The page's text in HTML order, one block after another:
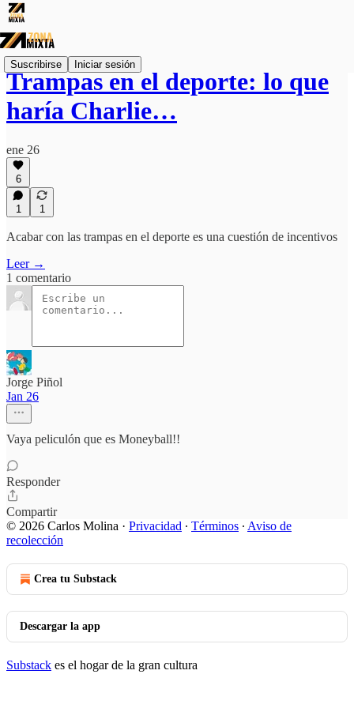
Suscribirse Iniciar sesión
Trampas en el deporte: lo que
haría Charlie…
ene 26
6
1 1
Acabar con las trampas en el deporte es una cuestión de incentivos
Leer →
1 comentario
Jorge Piñol
Jan 26
Vaya peliculón que es Moneyball!!
Responder
Compartir
© 2026 Carlos Molina · Privacidad ∙ Términos ∙ Aviso de
recolección
Crea tu Substack
Descargar la app
Substack es el hogar de la gran cultura